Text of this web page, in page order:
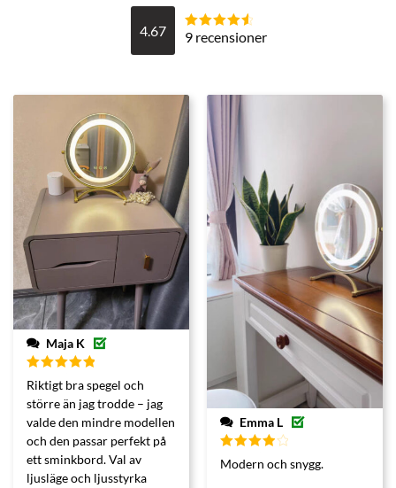
4.67
Betygsatt
9 recensioner
Maja K
Betygsatt
5av 5
Riktigt bra spegel och
större än jag trodde – jag
valde den mindre modellen
och den passar perfekt på
ett sminkbord. Val av
ljusläge och ljusstyrka
Emma L
Betygsatt
4 av 5
Modern och snygg.